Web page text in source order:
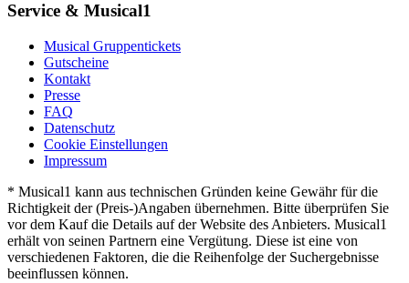
Service & Musical1
Musical Gruppentickets
Gutscheine
Kontakt
Presse
FAQ
Datenschutz
Cookie Einstellungen
Impressum
* Musical1 kann aus technischen Gründen keine Gewähr für die
Richtigkeit der (Preis-)Angaben übernehmen. Bitte überprüfen Sie
vor dem Kauf die Details auf der Website des Anbieters. Musical1
erhält von seinen Partnern eine Vergütung. Diese ist eine von
verschiedenen Faktoren, die die Reihenfolge der Suchergebnisse
beeinflussen können.